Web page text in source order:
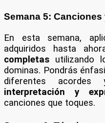
Semana 5:
En esta semana,
adquiridos hasta
completas utilizando
dominas. Pondrás
diferentes
interpretación y
canciones que toques.